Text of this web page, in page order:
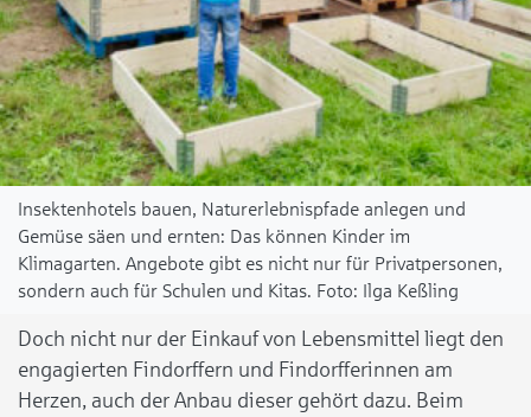
Insektenhotels bauen, Naturerlebnispfade anlegen und
Gemüse säen und ernten: Das können Kinder im
Klimagarten. Angebote gibt es nicht nur für Privatpersonen,
sondern auch für Schulen und Kitas.
Ilga Keßling
Doch nicht nur der Einkauf von Lebensmittel liegt den
engagierten Findorffern und Findorfferinnen am
Herzen, auch der Anbau dieser gehört dazu. Beim